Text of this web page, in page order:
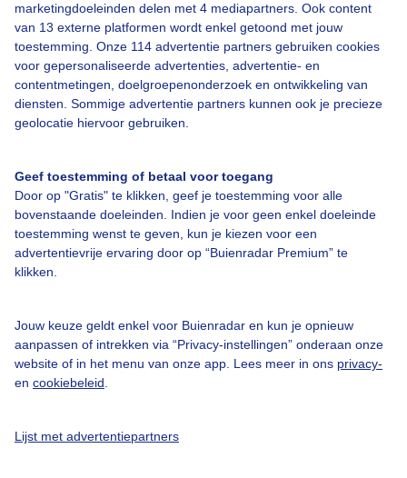
marketingdoeleinden delen met 4 mediapartners. Ook content
van 13 externe platformen wordt enkel getoond met jouw
toestemming. Onze 114 advertentie partners gebruiken cookies
voor gepersonaliseerde advertenties, advertentie- en
contentmetingen, doelgroepenonderzoek en ontwikkeling van
diensten. Sommige advertentie partners kunnen ook je precieze
geolocatie hiervoor gebruiken.
Geef toestemming of betaal voor toegang
Door op "Gratis" te klikken, geef je toestemming voor alle
bovenstaande doeleinden. Indien je voor geen enkel doeleinde
toestemming wenst te geven, kun je kiezen voor een
advertentievrije ervaring door op “Buienradar Premium” te
klikken.
Jouw keuze geldt enkel voor Buienradar en kun je opnieuw
aanpassen of intrekken via “Privacy-instellingen” onderaan onze
website of in het menu van onze app. Lees meer in ons privacy-
en cookiebeleid
Lijst met advertentiepartners
Over Buienradar
Bedrijfsgegevens
Veelgestelde vragen
Toegankelijkheid
Gebruikersvoorwaarden
Adverteren
Buienradar Team
Cookie beleid
Privacy instellingen
Gratis weerdata
@BuienradarNL